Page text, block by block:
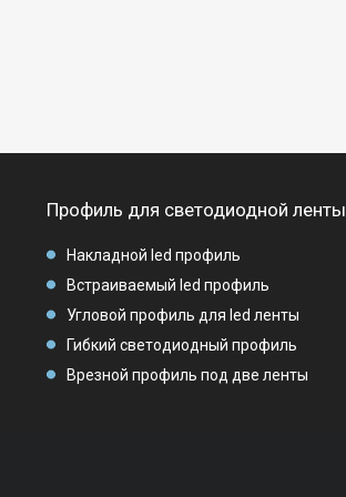
Профиль для светодиодной ленты
Накладной led профиль
Встраиваемый led профиль
Угловой профиль для led ленты
Гибкий светодиодный профиль
Врезной профиль под две ленты